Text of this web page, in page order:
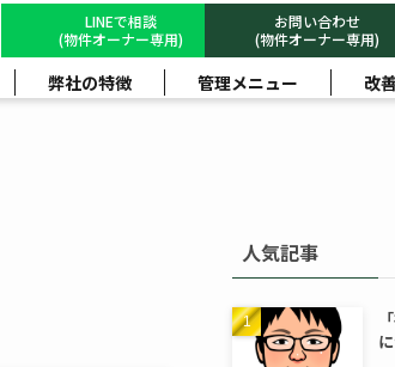
LINEで相談
(物件オーナー専用)
お問い合わせ
(物件オーナー専用)
弊社の特徴 管理メニュー 改
人気記事